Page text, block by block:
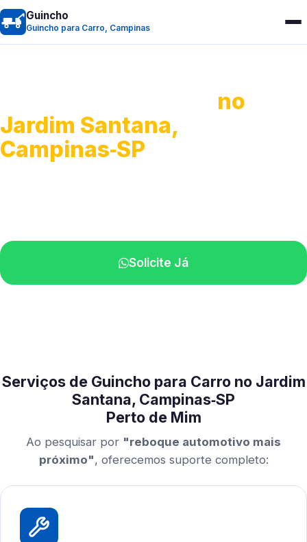
Guincho
Guincho para Carro, Campinas
no
Jardim Santana,
Campinas‑SP
Solicite Já
Serviços de Guincho para Carro no Jardim
Santana, Campinas‑SP
Perto de Mim
Ao pesquisar por "reboque automotivo mais
próximo", oferecemos suporte completo: